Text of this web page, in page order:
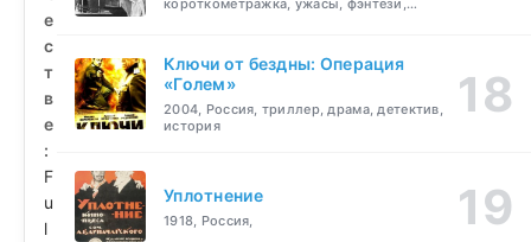
е
с
т
в
е
:
F
u
l
Ключи от бездны: Операция
«Голем»
2004, Россия, триллер, драма, детектив,
история
Уплотнение
1918, Россия,